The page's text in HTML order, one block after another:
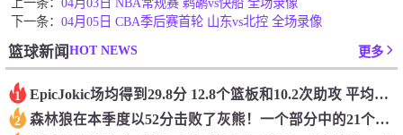
下一条： 04月05日 CBA季后赛首轮 山东vs北控 全场录像
篮球新闻HOT NEWS 更多
1 Epic️Jokic场均得到29.8分 12.8个篮板和10.2次助攻 平均三双很容易吗？
2 森林狼在本季度以52分击败了灰熊！一个部分中的21个中有18个！骑着摇头丸的战士第六 湖船不舒服